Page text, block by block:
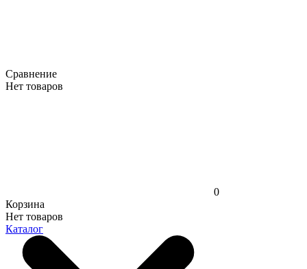
Сравнение
Нет товаров
0
Корзина
Нет товаров
Каталог